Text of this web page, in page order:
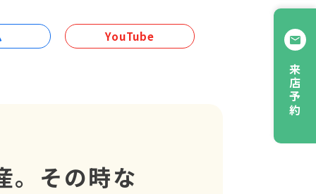
来店予約
YouTube
。その時な